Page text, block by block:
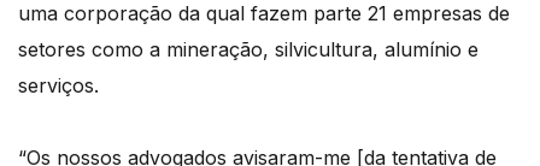
uma corporação da qual fazem parte 21 empresas de
setores como a mineração, silvicultura, alumínio e
serviços.
“Os nossos advogados avisaram-me [da tentativa de